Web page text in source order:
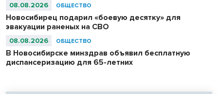
08.08.2026 ОБЩЕСТВО
Новосибирец подарил «боевую десятку» для
эвакуации раненых на СВО
08.08.2026 ОБЩЕСТВО
В Новосибирске минздрав объявил бесплатную
диспансеризацию для 65-летних